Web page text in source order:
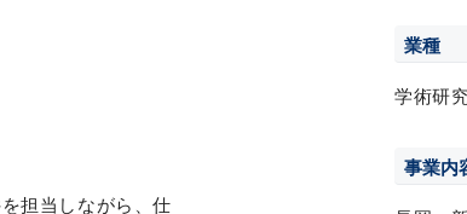
担当しながら、仕
業種
学術研
事業内